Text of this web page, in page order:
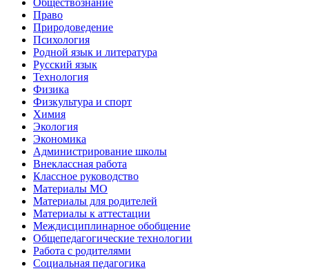
Право
Природоведение
Психология
Родной язык и литература
Русский язык
Технология
Физика
Физкультура и спорт
Химия
Экология
Экономика
Администрирование школы
Внеклассная работа
Классное руководство
Материалы МО
Материалы для родителей
Материалы к аттестации
Междисциплинарное обобщение
Общепедагогические технологии
Работа с родителями
Социальная педагогика